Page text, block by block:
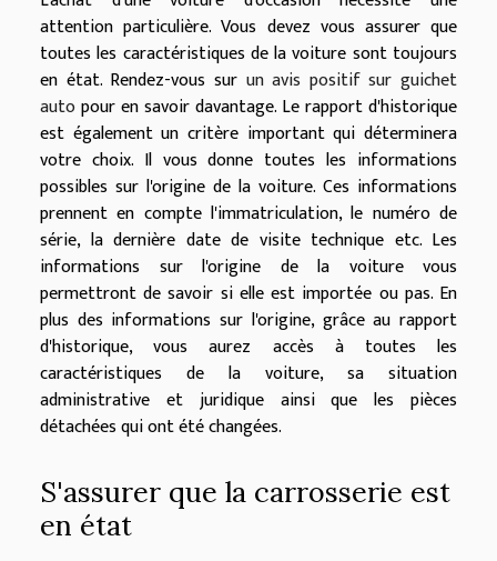
attention particulière. Vous devez vous assurer que
toutes les caractéristiques de la voiture sont toujours
en état. Rendez-vous sur un avis positif sur guichet
autopour en savoir davantage. Le rapport d'historique
est également un critère important qui déterminera
votre choix. Il vous donne toutes les informations
possibles sur l'origine de la voiture. Ces informations
prennent en compte l'immatriculation, le numéro de
série, la dernière date de visite technique etc. Les
informations sur l'origine de la voiture vous
permettront de savoir si elle est importée ou pas. En
plus des informations sur l'origine, grâce au rapport
d'historique, vous aurez accès à toutes les
caractéristiques de la voiture, sa situation
administrative et juridique ainsi que les pièces
détachées qui ont été changées.
S'assurer que la carrosserie est
en état